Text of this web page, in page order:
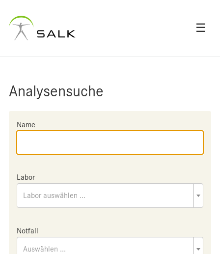
☰
Analysensuche
Name
Labor
Labor auswählen ...
Notfall
Auswählen ...